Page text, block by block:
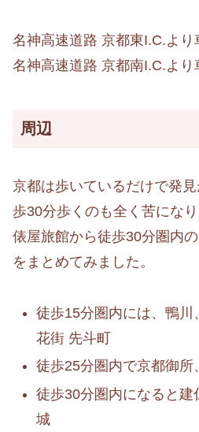
名神高速道路 京都東I.C.より
名神高速道路 京都南I.C.より
周辺
京都は歩いているだけで発
歩30分歩くのも全く苦になり
俵屋旅館から徒歩30分圏内
をまとめてみました。
徒歩15分圏内には、鴨川
花街 先斗町
徒歩25分圏内で京都御所
徒歩30分圏内になると建
城